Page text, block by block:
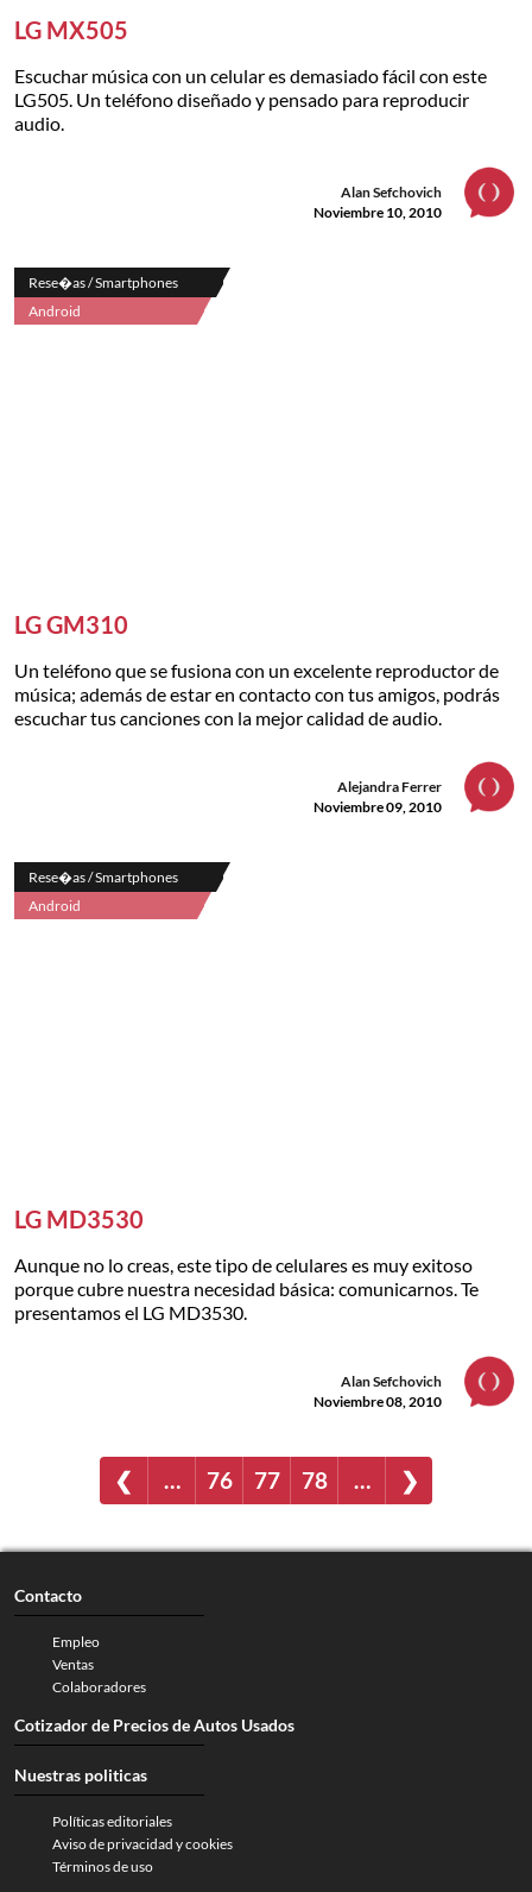
LG MX505
Escuchar música con un celular es demasiado fácil con este
LG505. Un teléfono diseñado y pensado para reproducir
audio.
Alan Sefchovich
Noviembre 10, 2010
Rese�as / Smartphones
Android
LG GM310
Un teléfono que se fusiona con un excelente reproductor de
música; además de estar en contacto con tus amigos, podrás
escuchar tus canciones con la mejor calidad de audio.
Alejandra Ferrer
Noviembre 09, 2010
Rese�as / Smartphones
Android
LG MD3530
Aunque no lo creas, este tipo de celulares es muy exitoso
porque cubre nuestra necesidad básica: comunicarnos. Te
presentamos el LG MD3530.
Alan Sefchovich
Noviembre 08, 2010
❮ … 76 77 78 … ❯
Contacto
Empleo
Ventas
Colaboradores
Cotizador de Precios de Autos Usados
Nuestras politicas
Políticas editoriales
Aviso de privacidad y cookies
Términos de uso